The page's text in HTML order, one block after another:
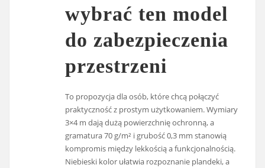
wybrać ten model
do zabezpieczenia
przestrzeni
To propozycja dla osób, które chcą połączyć
praktyczność z prostym użytkowaniem. Wymiary
3×4 m dają dużą powierzchnię ochronną, a
gramatura 70 g/m² i grubość 0,3 mm stanowią
kompromis między lekkością a funkcjonalnością.
Niebieski kolor ułatwia rozpoznanie plandeki, a